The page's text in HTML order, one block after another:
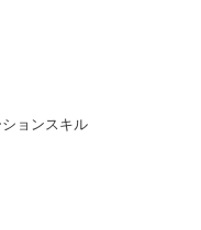
ョンスキル